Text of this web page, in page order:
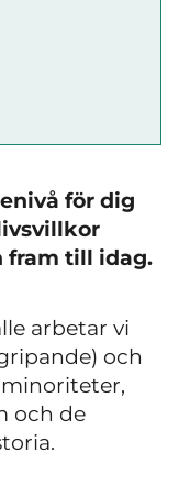
för dig
fram till idag.
arbetar vi
och
och de